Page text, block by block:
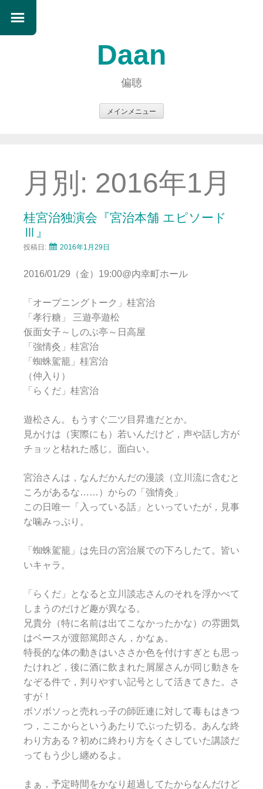
Daan
偏聴
メインメニュー
ン
ツ
へ
ス
キ
ッ
月別: 2016年1月
桂宮治独演会『宮治本舗 エピソード
Ⅲ』
投稿日: 2016年1月29日
2016/01/29（金）19:00@内幸町ホール
「オープニングトーク」桂宮治
「孝行糖」 三遊亭遊松
仮面女子～しのぶ亭～日高屋
「強情灸」桂宮治
「蜘蛛駕籠」桂宮治
（仲入り）
「らくだ」桂宮治
遊松さん。もうすぐ二ツ目昇進だとか。
見かけは（実際にも）若いんだけど，声や話し方が
チョッと枯れた感じ。面白い。
宮治さんは，なんだかんだの漫談（立川流に含むと
ころがあるな……）からの「強情灸」
この日唯一「入っている話」といっていたが，見事
な噛みっぷり。
「蜘蛛駕籠」は先日の宮治展での下ろしたて。皆い
いキャラ。
「らくだ」となると立川談志さんのそれを浮かべて
しまうのだけど趣が異なる。
兄貴分（特に名前は出てこなかったかな）の雰囲気
はベースが渡部篤郎さん，かなぁ。
特長的な体の動きはいささか色を付けすぎとも思っ
たけれど，後に酒に飲まれた屑屋さんが同じ動きを
なぞる件で，判りやすい記号として活きてきた。さ
すが！
ボソボソっと売れっ子の師匠連に対して毒もはきつ
つ，ここからというあたりでぶった切る。あんな終
わり方ある？初めに終わり方をくさしていた講談だ
ってもう少し纏めるよ。
まぁ，予定時間をかなり超過してたからなんだけど